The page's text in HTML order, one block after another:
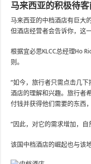
马来西亚的积极待
马来西亚的中档酒店有巨大
但酒店经营者会告诉你，这
根据宜必思KLCC总经理Ho
则。
“如今，旅行者只需点击几
酒店的理解和兴趣。旅行者
付钱并获得他们需要的东西
“因此，对它的需求增加，自
该国中档酒店的崛起也与该